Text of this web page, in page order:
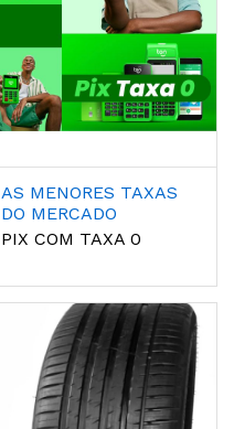
AS MENORES TAXAS
DO MERCADO
PIX COM TAXA 0